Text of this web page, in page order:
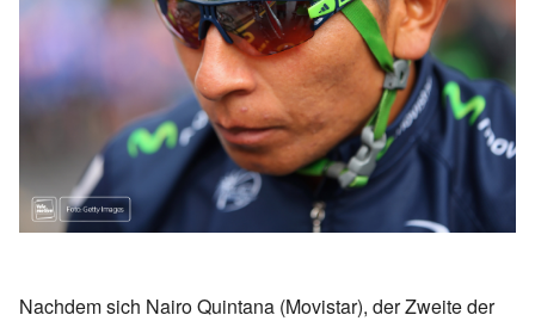
Nachdem sich Nairo Quintana (Movistar), der Zweite der